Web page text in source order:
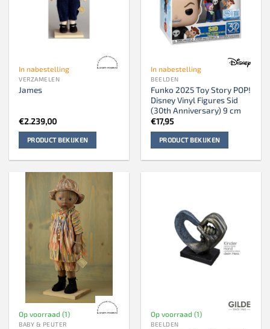
In nabestelling
VERZAMELEN
James
€2.239,00
PRODUCT BEKIJKEN
In nabestelling
BEELDEN
Funko 2025 Toy Story POP!
Disney Vinyl Figures Sid
(30th Anniversary) 9 cm
€17,95
PRODUCT BEKIJKEN
Op voorraad (1)
BABY & PEUTER
Op voorraad (1)
BEELDEN